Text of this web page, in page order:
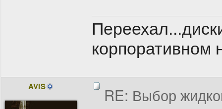
корпоративном
AVIS
RE: Выбор